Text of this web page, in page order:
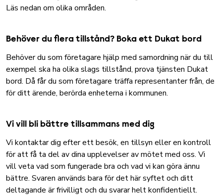
Läs nedan om olika områden.
Behöver du flera tillstånd? Boka ett Dukat bord
Behöver du som företagare hjälp med samordning när du till
exempel ska ha olika slags tillstånd, prova tjänsten Dukat
bord. Då får du som företagare träffa representanter från, de
för ditt ärende, berörda enheterna i kommunen.
Vi vill bli bättre tillsammans med dig
Vi kontaktar dig efter ett besök, en tillsyn eller en kontroll
för att få ta del av dina upplevelser av mötet med oss. Vi
vill veta vad som fungerade bra och vad vi kan göra ännu
bättre. Svaren används bara för det här syftet och ditt
deltagande är frivilligt och du svarar helt konfidentiellt.